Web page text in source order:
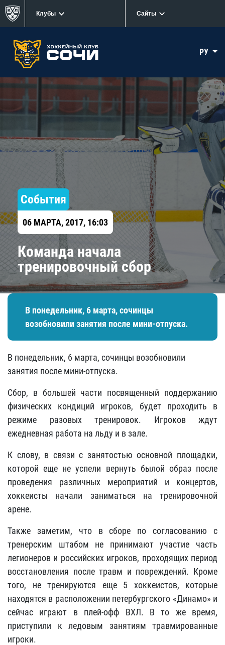
Клубы Сайты
РУ
События
06 МАРТА, 2017, 16:03
Команда начала
тренировочный сбор
В понедельник, 6 марта, сочинцы
возобновили занятия после мини-отпуска.
В понедельник, 6 марта, сочинцы возобновили
занятия после мини-отпуска.
Сбор, в большей части посвященный поддержанию
физических кондиций игроков, будет проходить в
режиме разовых тренировок. Игроков ждут
ежедневная работа на льду и в зале.
К слову, в связи с занятостью основной площадки,
которой еще не успели вернуть былой образ после
проведения различных мероприятий и концертов,
хоккеисты начали заниматься на тренировочной
арене.
Также заметим, что в сборе по согласованию с
тренерским штабом не принимают участие часть
легионеров и российских игроков, проходящих период
восстановления после травм и повреждений. Кроме
того, не тренируются еще 5 хоккеистов, которые
находятся в расположении петербургского «Динамо» и
сейчас играют в плей-офф ВХЛ. В то же время,
приступили к ледовым занятиям травмированные
игроки.